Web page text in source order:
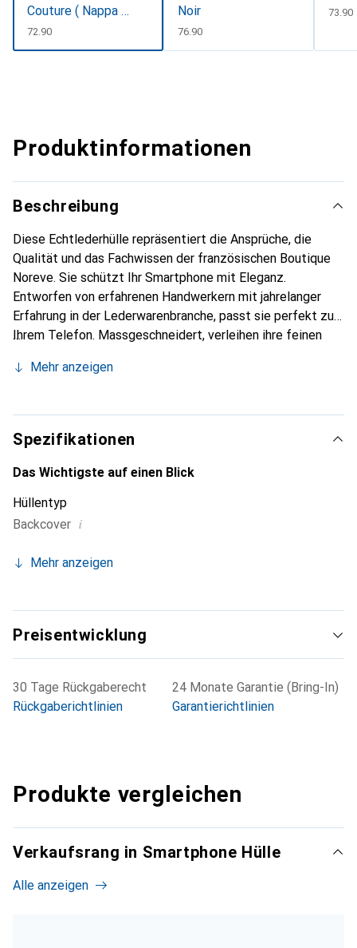
Couture ( Nappa -
Pantone
#15458a)
CHF
72.90
Noir
CHF
76.90
CHF
73.90
Produktinformationen
Beschreibung
Diese Echtlederhülle repräsentiert die Ansprüche, die
Qualität und das Fachwissen der französischen Boutique
Noreve. Sie schützt Ihr Smartphone mit Eleganz.
Entworfen von erfahrenen Handwerkern mit jahrelanger
Erfahrung in der Lederwarenbranche, passt sie perfekt zu
Ihrem Telefon. Massgeschneidert, verleihen ihre feinen
und unverzichtbaren Accessoire für Ihr Smartphone.
die Marke Noreve eine zuverlässige Wahl für eine
anspruchsvolle Kundschaft.
Mehr anzeigen
Spezifikationen
Das Wichtigste auf einen Blick
Hüllentyp
Backcover i
Mehr anzeigen
Preisentwicklung
30 Tage Rückgaberecht
Rückgaberichtlinien
24 Monate Garantie (Bring-In)
Garantierichtlinien
Produkte vergleichen
Verkaufsrang in Smartphone Hülle
Alle anzeigen